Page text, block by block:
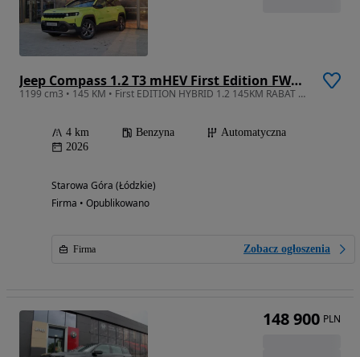
Jeep Compass 1.2 T3 mHEV First Edition FWD DCT
1199 cm3 • 145 KM • First EDITION HYBRID 1.2 145KM RABAT 7950zł tylko u ZasadaAUTOMOTIVE
4 km Benzyna
Automatyczna
2026
Starowa Góra (Łódzkie)
Firma • Opublikowano
Firma Zobacz ogłoszenia
148 900 PLN